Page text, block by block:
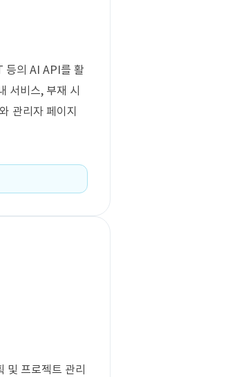
등의 AI API를 활
서비스, 부재 시
관리자 페이지
및 프로젝트 관리